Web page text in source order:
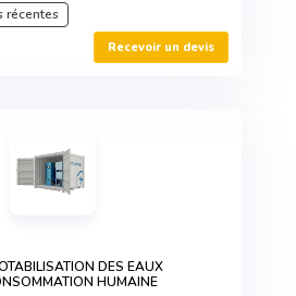
récentes
Recevoir un devis
DES EAUX
HUMAINE